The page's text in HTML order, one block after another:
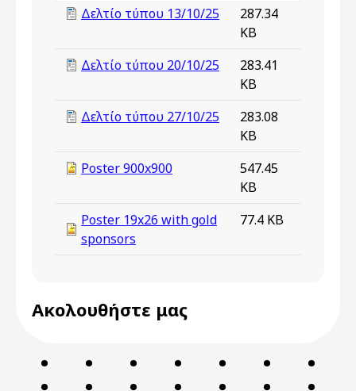
Δελτίο τύπου 13/10/25
287.34
KB
Δελτίο τύπου 20/10/25
283.41
KB
Δελτίο τύπου 27/10/25
283.08
KB
Poster 900x900
547.45
KB
Poster 19x26 with gold
sponsors
77.4 KB
Ακολουθήστε μας